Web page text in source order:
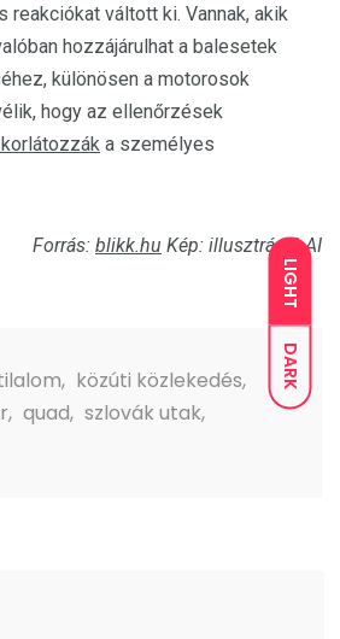
LIGHT
DARK
váltott ki. Vannak, akik
hozzájárulhat a balesetek
különösen a motorosok
hogy az ellenőrzések
a személyes
Forrás: blikk.hu Kép: illusztráció AI
, közúti közlekedés,
, quad, szlovák utak,